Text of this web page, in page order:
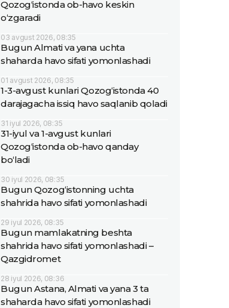
Qozog‘istonda ob-havo keskin
o‘zgaradi
03 avgust 2026, 08:35
Bugun Almati va yana uchta
shaharda havo sifati yomonlashadi
01 avgust 2026, 08:35
1-3-avgust kunlari Qozog‘istonda 40
darajagacha issiq havo saqlanib qoladi
31 iyul 2026, 08:35
31-iyul va 1-avgust kunlari
Qozog‘istonda ob-havo qanday
bo‘ladi
30 iyul 2026, 08:35
Bugun Qozog‘istonning uchta
shahrida havo sifati yomonlashadi
29 iyul 2026, 08:35
Bugun mamlakatning beshta
shahrida havo sifati yomonlashadi –
Qazgidromet
28 iyul 2026, 08:36
Bugun Astana, Almati va yana 3 ta
shaharda havo sifati yomonlashadi